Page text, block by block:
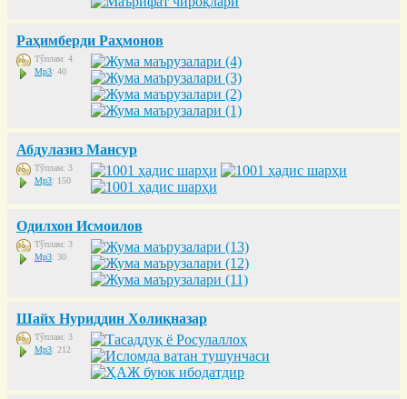
Раҳимберди Раҳмонов
Тўплам: 4
Mp3: 40
Абдулазиз Мансур
Тўплам: 3
Mp3: 150
Одилхон Исмоилов
Тўплам: 3
Mp3: 30
Шайх Нуриддин Холиқназар
Тўплам: 3
Mp3: 212